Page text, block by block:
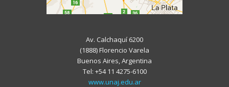
Av. Calchaquí 6200
(1888) Florencio Varela
Buenos Aires, Argentina
Tel: +54 11 4275-6100
www.unaj.edu.ar